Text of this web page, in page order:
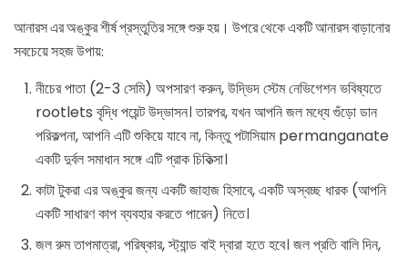
আনারস এর অঙ্কুর শীর্ষ প্রস্তুতির সঙ্গে শুরু হয়। উপরে থেকে একটি আনারস বাড়ানোর
সবচেয়ে সহজ উপায়:
নীচের পাতা (2-3 সেমি) অপসারণ করুন, উদ্ভিদ স্টেম নেভিগেশন ভবিষ্যতে
rootlets বৃদ্ধি পয়েন্ট উদ্ভাসন। তারপর, যখন আপনি জল মধ্যে গুঁড়ো ডান
পরিকল্পনা, আপনি এটি শুকিয়ে যাবে না, কিন্তু পটাসিয়াম permanganate
একটি দুর্বল সমাধান সঙ্গে এটি প্রাক চিকিত্সা।
কাটা টুকরা এর অঙ্কুর জন্য একটি জাহাজ হিসাবে, একটি অস্বচ্ছ ধারক (আপনি
একটি সাধারণ কাপ ব্যবহার করতে পারেন) নিতে।
জল রুম তাপমাত্রা, পরিষ্কার, স্ট্যান্ড বাই দ্বারা হতে হবে। জল প্রতি বালি দিন,